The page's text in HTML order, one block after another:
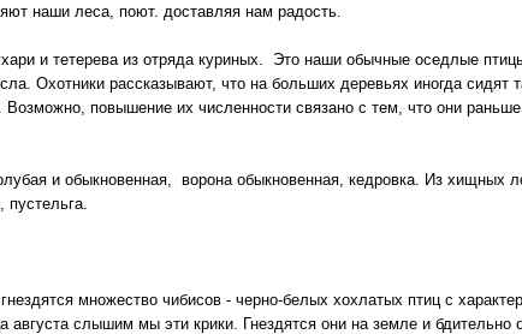
наши леса, поют. доставляя нам радость.
и тетерева из отряда куриных. Это наши обычные оседлые
Охотники рассказывают, что на больших деревьях иногда сидят
повышение их численности связано с тем, что они раньше
и обыкновенная, ворона обыкновенная, кедровка. Из хищных
пустельга.
множество чибисов - черно-белых хохлатых птиц с
слышим мы эти крики. Гнездятся они на земле и бдительно